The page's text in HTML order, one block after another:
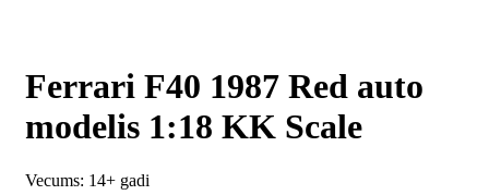
Ferrari F40 1987 Red auto
modelis 1:18 KK Scale
Vecums: 14+ gadi